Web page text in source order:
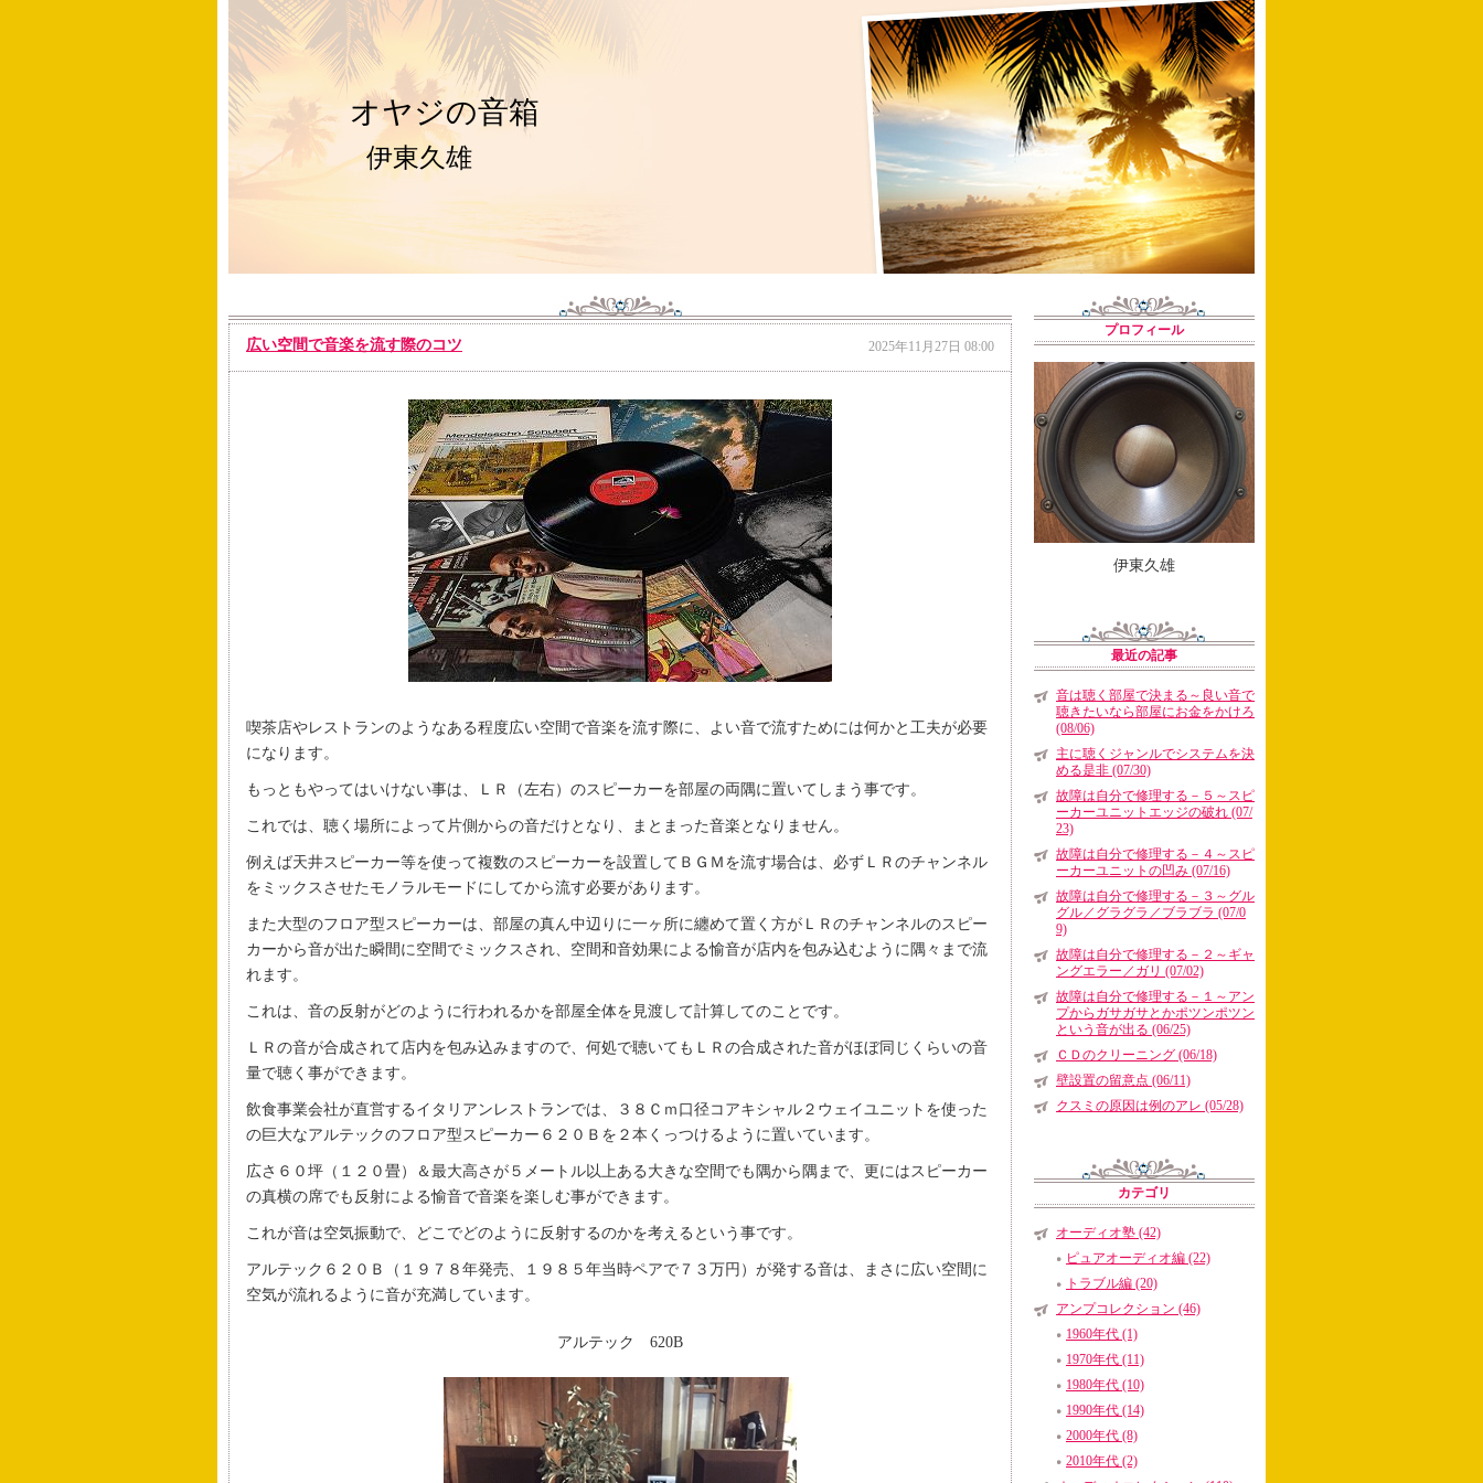
オヤジの音箱
伊東久雄
広い空間で音楽を流す際のコツ 2025年11月27日 08:00
喫茶店やレストランのようなある程度広い空間で音楽を流す際に、よい音で流すためには何かと工夫が必要
になります。
もっともやってはいけない事は、ＬＲ（左右）のスピーカーを部屋の両隅に置いてしまう事です。
これでは、聴く場所によって片側からの音だけとなり、まとまった音楽となりません。
例えば天井スピーカー等を使って複数のスピーカーを設置してＢＧＭを流す場合は、必ずＬＲのチャンネル
をミックスさせたモノラルモードにしてから流す必要があります。
また大型のフロア型スピーカーは、部屋の真ん中辺りに一ヶ所に纏めて置く方がＬＲのチャンネルのスピー
カーから音が出た瞬間に空間でミックスされ、空間和音効果による愉音が店内を包み込むように隅々まで流
れます。
これは、音の反射がどのように行われるかを部屋全体を見渡して計算してのことです。
ＬＲの音が合成されて店内を包み込みますので、何処で聴いてもＬＲの合成された音がほぼ同じくらいの音
量で聴く事ができます。
飲食事業会社が直営するイタリアンレストランでは、３８Ｃｍ口径コアキシャル２ウェイユニットを使った
の巨大なアルテックのフロア型スピーカー６２０Ｂを２本くっつけるように置いています。
広さ６０坪（１２０畳）＆最大高さが５メートル以上ある大きな空間でも隅から隅まで、更にはスピーカー
の真横の席でも反射による愉音で音楽を楽しむ事ができます。
これが音は空気振動で、どこでどのように反射するのかを考えるという事です。
アルテック６２０Ｂ（１９７８年発売、１９８５年当時ペアで７３万円）が発する音は、まさに広い空間に
空気が流れるように音が充満しています。
アルテック 620B
プロフィール
伊東久雄
最近の記事
音は聴く部屋で決まる～良い音で
聴きたいなら部屋にお金をかけろ
(08/06)
主に聴くジャンルでシステムを決
める是非 (07/30)
故障は自分で修理する－５～スピ
ーカーユニットエッジの破れ (07/
23)
故障は自分で修理する－４～スピ
ーカーユニットの凹み (07/16)
故障は自分で修理する－３～グル
グル／グラグラ／ブラブラ (07/0
9)
故障は自分で修理する－２～ギャ
ングエラー／ガリ (07/02)
故障は自分で修理する－１～アン
プからガサガサとかポツンポツン
という音が出る (06/25)
ＣＤのクリーニング (06/18)
壁設置の留意点 (06/11)
クスミの原因は例のアレ (05/28)
カテゴリ
オーディオ塾 (42)
ピュアオーディオ編 (22)
トラブル編 (20)
アンプコレクション (46)
1960年代 (1)
1970年代 (11)
1980年代 (10)
1990年代 (14)
2000年代 (8)
2010年代 (2)